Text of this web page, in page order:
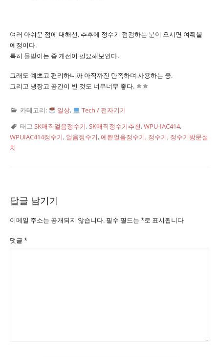
여러 아쉬운 점에 대해선, 추후에 정수기 점검하는 분이 오시면 여쭤볼
예정이다.
특히 물받이는 좀 개선이 필요해보인다.
그래도 예쁘고 편리하니까 아직까진 만족하며 사용하는 중.
그리고 냉장고 공간이 빈 것도 너무너무 좋다. ㅎㅎ
카테고리: 일상,
Tech / 전자기기
태그 SK매직얼음정수기,SK매직정수기추천,WPU-IAC414,
WPUIAC414정수기, 얼음정수기,예쁜얼음정수기, 정수기, 정수기방문설
치
답글 남기기
이메일 주소는 공개되지 않습니다. 필수 필드는 *로 표시됩니다
댓글 *